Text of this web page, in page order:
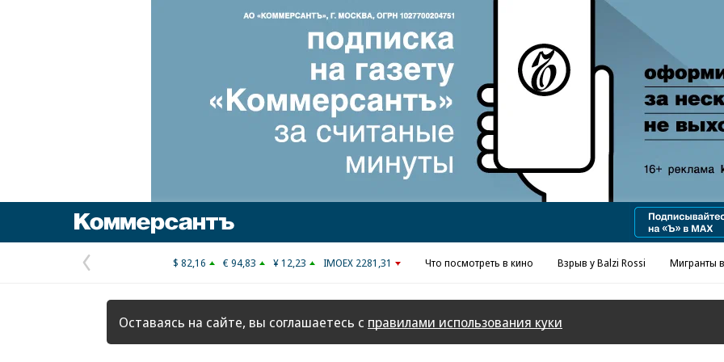
Реклама в «Ъ» www.kommersant.ru/ad
Предыдущая
страница
$ 82,16 € 94,83 ¥ 12,23 IMOEX 2281,31 Что посмотреть в кино Взрыв у Balzi Rossi Мигранты
Оставаясь на сайте, вы соглашаетесь с правилами использования куки